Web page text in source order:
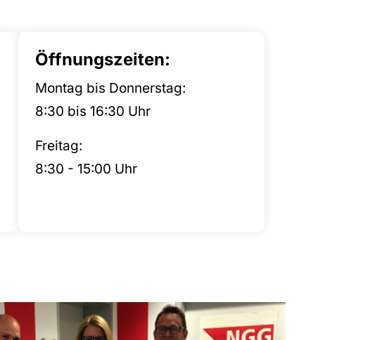
Öffnungszeiten:
Montag bis Donnerstag:
8:30 bis 16:30 Uhr
Freitag:
8:30 - 15:00 Uhr